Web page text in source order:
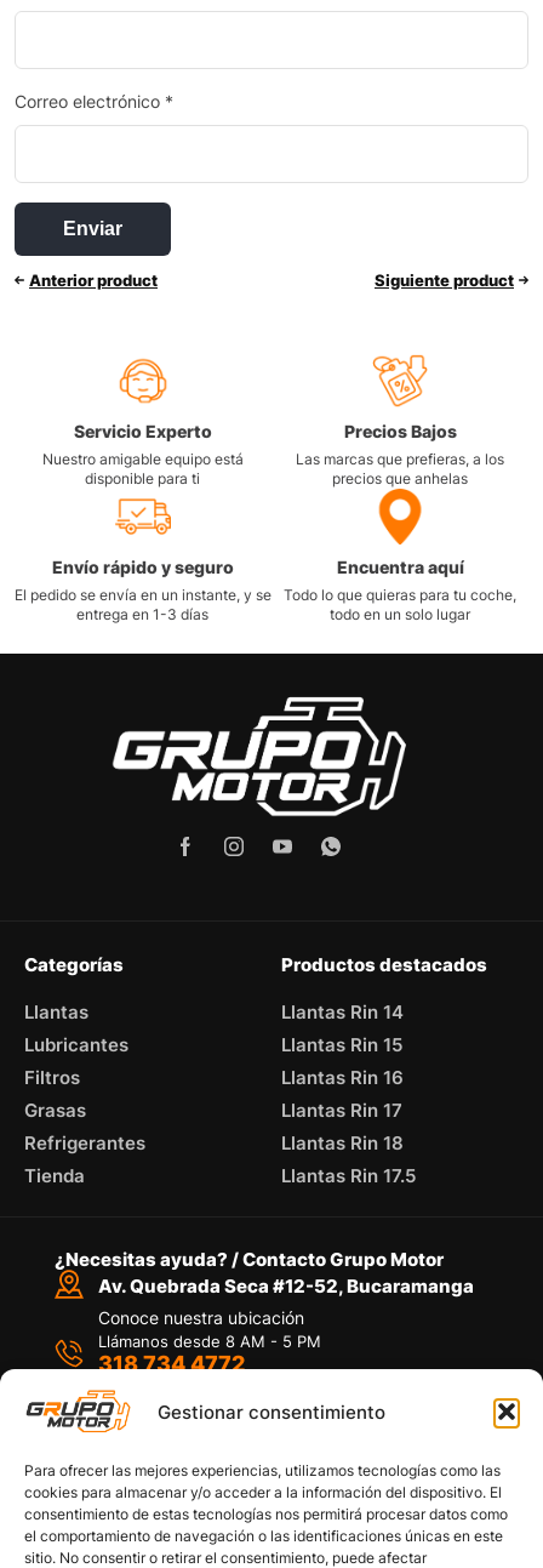
Gestionar consentimiento
Para ofrecer las mejores experiencias, utilizamos tecnologías como las
cookies para almacenar y/o acceder a la información del dispositivo. El
consentimiento de estas tecnologías nos permitirá procesar datos como
el comportamiento de navegación o las identificaciones únicas en este
sitio. No consentir o retirar el consentimiento, puede afectar
Correo electrónico *
Anterior product Siguiente product
Servicio Experto
Nuestro amigable equipo está
disponible para ti
Precios Bajos
Las marcas que prefieras, a los
precios que anhelas
Envío rápido y seguro
El pedido se envía en un instante, y se
entrega en 1-3 días
Encuentra aquí
Todo lo que quieras para tu coche,
todo en un solo lugar
Categorías
Llantas
Lubricantes
Filtros
Grasas
Refrigerantes
Tienda
Productos destacados
Llantas Rin 14
Llantas Rin 15
Llantas Rin 16
Llantas Rin 17
Llantas Rin 18
Llantas Rin 17.5
¿Necesitas ayuda? / Contacto Grupo Motor
Av. Quebrada Seca #12-52, Bucaramanga
Conoce nuestra ubicación
Llámanos desde 8 AM - 5 PM
318 734 4772
Por medio de WhatsApp
Políticas de privacidad